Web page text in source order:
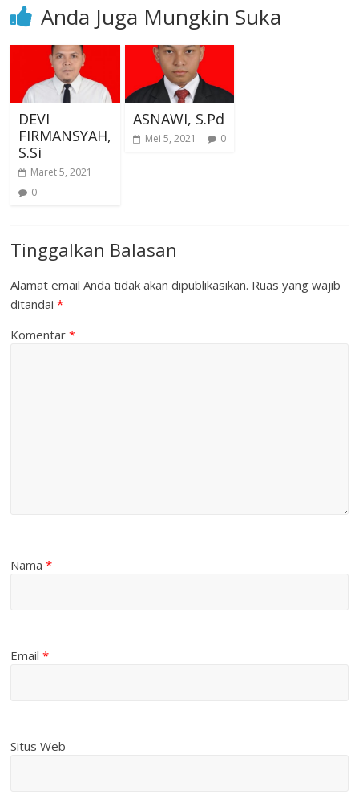
Anda Juga Mungkin Suka
DEVI
FIRMANSYAH,
S.Si
Maret 5, 2021
0
ASNAWI, S.Pd
Mei 5, 2021 0
Tinggalkan Balasan
Alamat email Anda tidak akan dipublikasikan. Ruas yang wajib
ditandai*
Komentar*
Nama*
Email*
Situs Web